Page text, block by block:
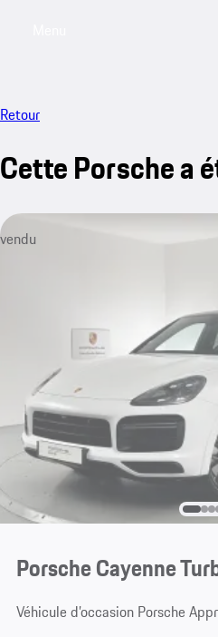
Retour
Cette Porsche a
vendu
Porsche Cayenne
Véhicule d’occasion Porsche